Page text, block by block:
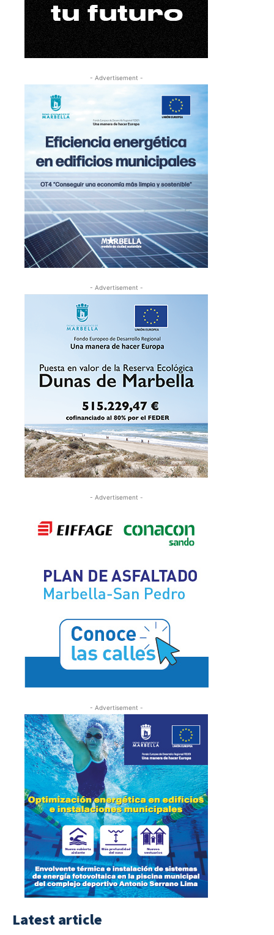
- Advertisement -
- Advertisement -
- Advertisement -
- Advertisement -
Latest article